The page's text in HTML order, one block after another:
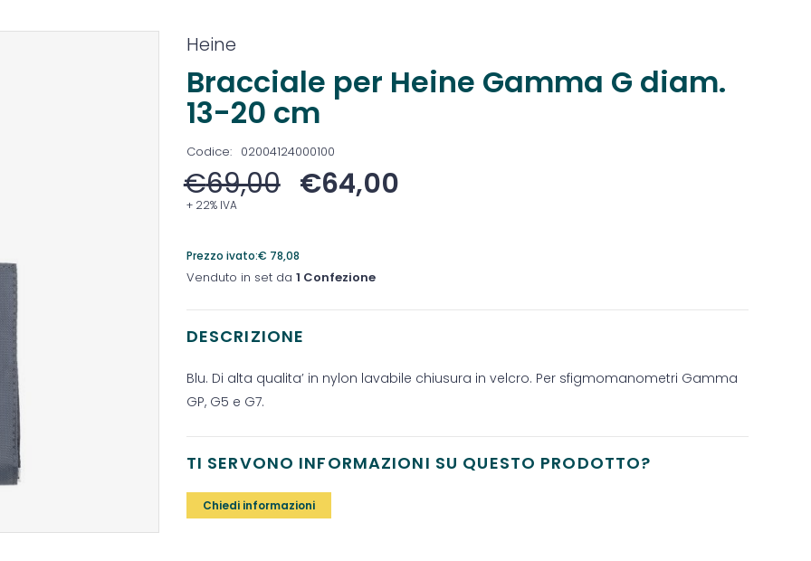
Heine
Bracciale per Heine Gamma G diam.
13-20 cm
Codice: 02004124000100
€69,00 €64,00
+ 22% IVA
Prezzo ivato:€ 78,08
Venduto in set da 1 Confezione
DESCRIZIONE
Blu. Di alta qualita’ in nylon lavabile chiusura in velcro. Per sfigmomanometri Gamma
GP, G5 e G7.
TI SERVONO INFORMAZIONI SU QUESTO PRODOTTO?
Chiedi informazioni